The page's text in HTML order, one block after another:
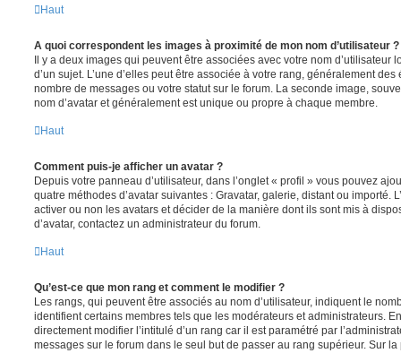
Haut
A quoi correspondent les images à proximité de mon nom d’utilisateur ?
Il y a deux images qui peuvent être associées avec votre nom d’utilisateur
d’un sujet. L’une d’elles peut être associée à votre rang, généralement
nombre de messages ou votre statut sur le forum. La seconde image,
nom d’avatar et généralement est unique ou propre à chaque membre.
Haut
Comment puis-je afficher un avatar ?
Depuis votre panneau d’utilisateur, dans l’onglet « profil » vous pouvez
quatre méthodes d’avatar suivantes : Gravatar, galerie, distant ou importé.
activer ou non les avatars et décider de la manière dont ils sont mis à
d’avatar, contactez un administrateur du forum.
Haut
Qu’est-ce que mon rang et comment le modifier ?
Les rangs, qui peuvent être associés au nom d’utilisateur, indiquent le
identifient certains membres tels que les modérateurs et administrateurs.
directement modifier l’intitulé d’un rang car il est paramétré par
messages sur le forum dans le seul but de passer au rang supérieur. Sur